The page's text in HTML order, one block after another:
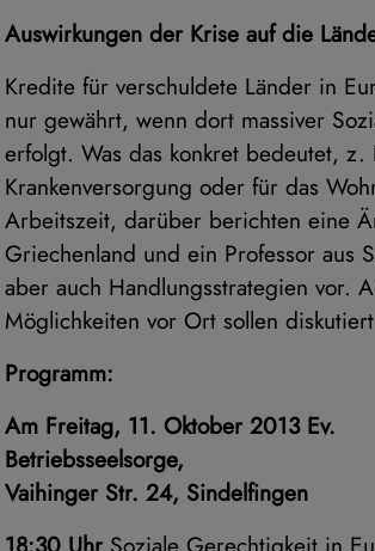
Auswirkungen der Krise auf die
Kredite für verschuldete Länder in
nur gewährt, wenn dort massiver
erfolgt. Was das konkret bedeutet,
Krankenversorgung oder für das
Arbeitszeit, darüber berichten eine
Griechenland und ein Professor aus
aber auch Handlungsstrategien vor.
Möglichkeiten vor Ort sollen
Programm:
Am Freitag, 11. Oktober 2013 Ev.
Betriebsseelsorge,
Vaihinger Str. 24, Sindelfingen